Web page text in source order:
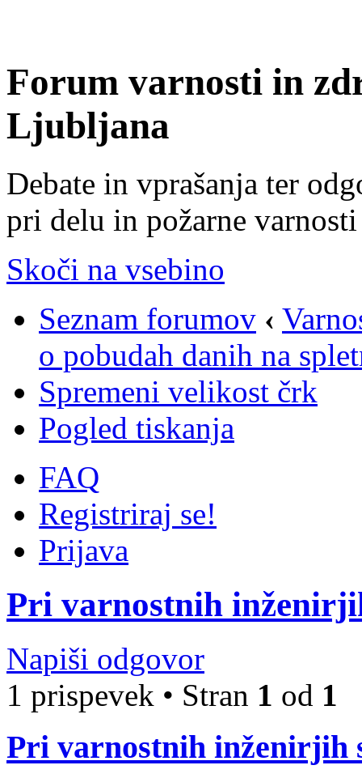
Forum varnosti in
Ljubljana
Debate in vprašanja ter
pri delu in požarne varnosti
Skoči na vsebino
Seznam forumov ‹
o pobudah danih na
Spremeni velikost črk
Pogled tiskanja
FAQ
Registriraj se!
Prijava
Pri varnostnih
Napiši odgovor
1 prispevek • Stran 1 od 1
Pri varnostnih inženirjih